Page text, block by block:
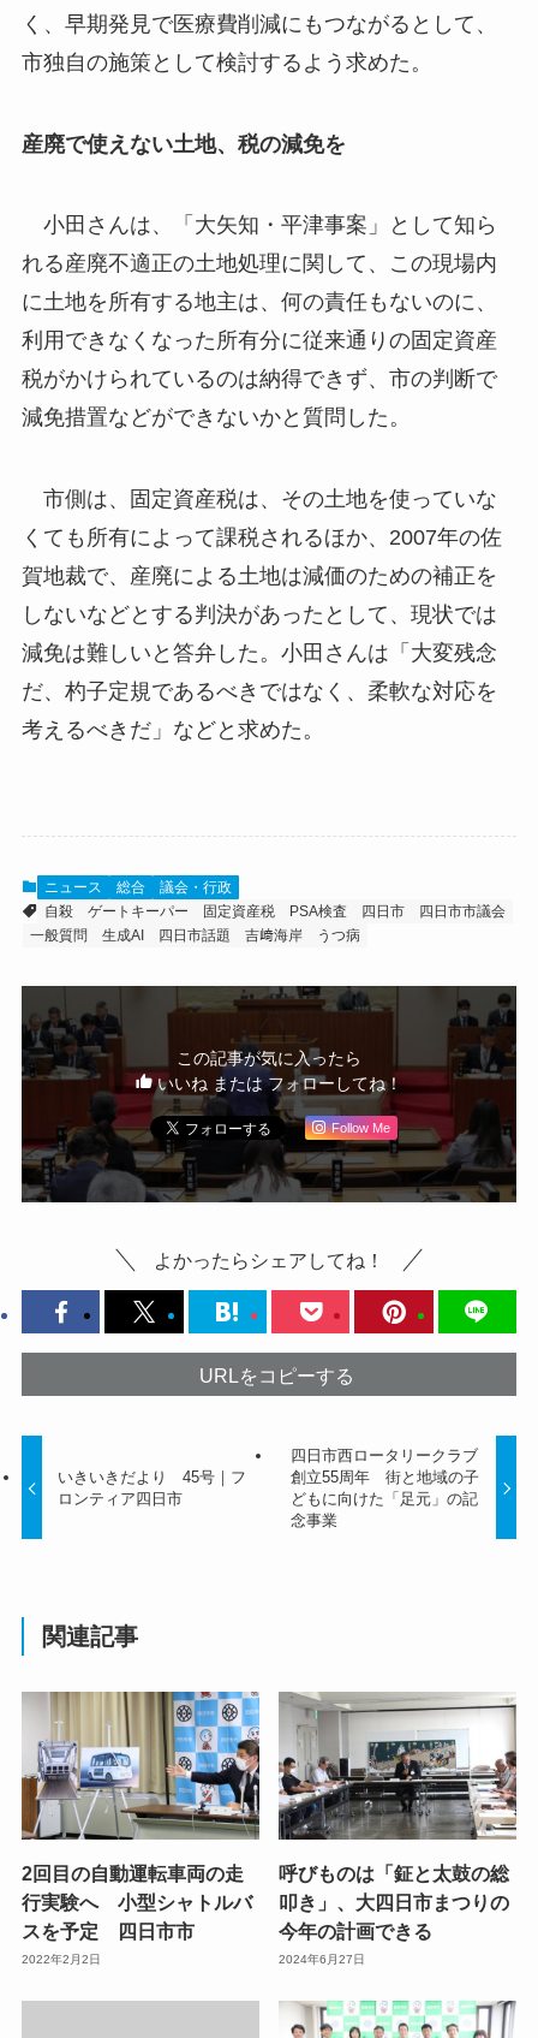
く、早期発見で医療費削減にもつながるとして、
市独自の施策として検討するよう求めた。
産廃で使えない土地、税の減免を
小田さんは、「大矢知・平津事案」として知ら
れる産廃不適正の土地処理に関して、この現場内
に土地を所有する地主は、何の責任もないのに、
利用できなくなった所有分に従来通りの固定資産
税がかけられているのは納得できず、市の判断で
減免措置などができないかと質問した。
市側は、固定資産税は、その土地を使っていな
くても所有によって課税されるほか、2007年の佐
賀地裁で、産廃による土地は減価のための補正を
しないなどとする判決があったとして、現状では
減免は難しいと答弁した。小田さんは「大変残念
だ、杓子定規であるべきではなく、柔軟な対応を
考えるべきだ」などと求めた。
ニュース 総合
議会・行政
自殺
ゲートキーパー 固定資産税 PSA検査 四日市
四日市市議会
一般質問
生成AI 四日市話題 吉﨑海岸 うつ病
この記事が気に入ったら
いいね または フォローしてね！
Follow Me
よかったらシェアしてね！
URLをコピーする
いきいきだより 45号｜フ
ロンティア四日市
四日市西ロータリークラブ
創立55周年 街と地域の子
どもに向けた「足元」の記
念事業
関連記事
2回目の自動運転車両の走
行実験へ 小型シャトルバ
スを予定 四日市市
2022年2月2日
呼びものは「鉦と太鼓の総
叩き」、大四日市まつりの
今年の計画できる
2024年6月27日